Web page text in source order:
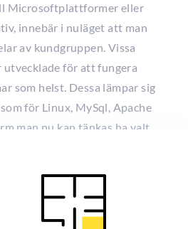
Microsoftplattformer eller
innebär i nuläget att man
av kundgruppen. Vissa
utvecklade för att fungera
som helst. Dessa lämpar sig
för Linux, MySql, Apache
man nu kan tänkas ha valt
bedriver.